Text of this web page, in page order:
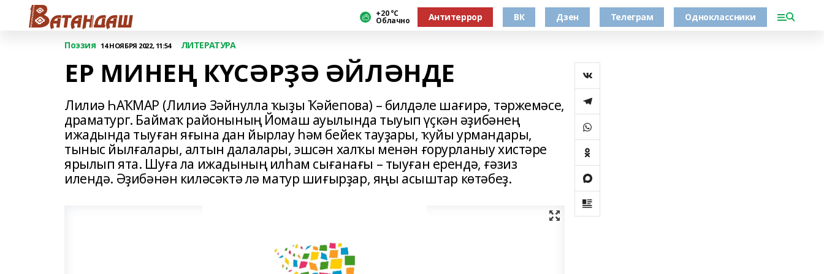
+20 °С
Облачно Антитеррор ВК Дзен Телеграм Одноклассники
Поэзия 14 НОЯБРЯ 2022, 11:54 ЛИТЕРАТУРА
ЕР МИНЕҢ КҮСӘРҘӘ ӘЙЛӘНДЕ
Лилиә ҺАҠМАР (Лилиә Зәйнулла ҡыҙы Ҡәйепова) – бил­дәле шағирә, тәржемәсе,
драматург. Баймаҡ районының Йомаш ауылында тыуып үҫкән әҙибәнең
ижадында тыуған яғына дан йырлау һәм бейек тауҙары, ҡуйы урмандары,
тыныс йылғалары, алтын далалары, эшсән халҡы менән ғорурланыу хистәре
ярылып ята. Шуға ла ижадының илһам сығанағы – тыуған ерендә, ғәзиз
илендә. Әҙибәнән киләсәктә лә матур шиғырҙар, яңы асыштар көтәбеҙ.